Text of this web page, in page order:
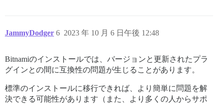
JammyDodger 2023 年 10 月 6 日午後 12:48
6
Bitnamiのインストールでは、バージョンと更新されたプラ
グインとの間に互換性の問題が生じることがあります。
標準のインストールに移行できれば、より簡単に問題を解
決できる可能性があります（また、より多くの人からサポ